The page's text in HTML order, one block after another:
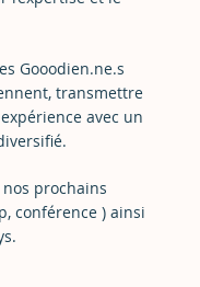
Gooodien.ne.s
transmettre
avec un
prochains
conférence ) ainsi